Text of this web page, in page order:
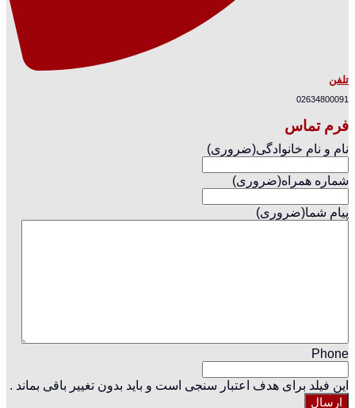
تلفن
02634800091
فرم تماس
نام و نام خانوادگی(ضروری)
شماره همراه(ضروری)
پیام شما(ضروری)
Phone
این فیلد برای هدف اعتبار سنجی است و باید بدون تغییر باقی بماند .